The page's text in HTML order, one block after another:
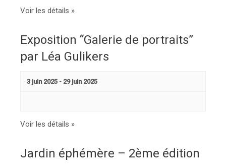
Voir les détails »
Exposition “Galerie de portraits”
par Léa Gulikers
3 juin 2025 - 29 juin 2025
Voir les détails »
Jardin éphémère – 2ème édition